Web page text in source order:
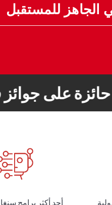
الجاهز للمستقبل
على
أحد أكثر برامج